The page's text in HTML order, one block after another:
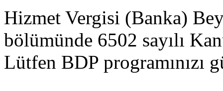
Hizmet Vergisi (Banka)
bölümünde 6502 sayılı
Lütfen BDP programınızı